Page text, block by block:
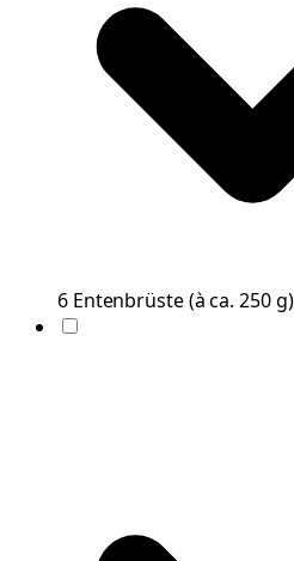
6 Entenbrüste(à ca. 250 g)